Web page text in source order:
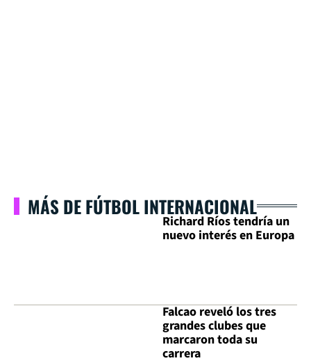
MÁS DE FÚTBOL INTERNACIONAL
Richard Ríos tendría un
nuevo interés en Europa
Falcao reveló los tres
grandes clubes que
marcaron toda su
carrera